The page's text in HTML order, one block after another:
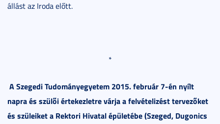
állást az Iroda előtt.
*
A Szegedi Tudományegyetem 2015. február 7-én nyílt
napra és szülői értekezletre várja a felvételizést tervezőket
és szüleiket a Rektori Hivatal épületébe (Szeged, Dugonics